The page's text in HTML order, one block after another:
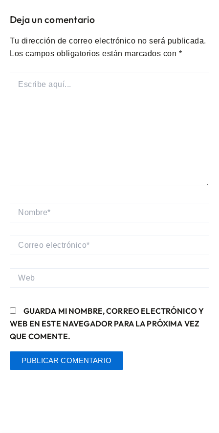
Deja un comentario
Tu dirección de correo electrónico no será publicada.
Los campos obligatorios están marcados con *
AQUÍ...
NOMBRE*
CORREO
WEB
GUARDA MI NOMBRE, CORREO ELECTRÓNICO Y
WEB EN ESTE NAVEGADOR PARA LA PRÓXIMA VEZ
QUE COMENTE.